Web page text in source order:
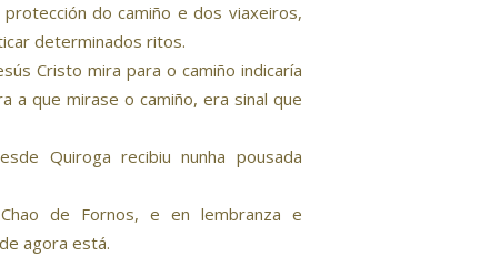
do camiño e dos viaxeiros,
determinados ritos.
Cristo mira para o camiño indicaría
a que mirase o camiño, era sinal que
Quiroga recibiu nunha pousada
de Fornos, e en lembranza e
agora está.